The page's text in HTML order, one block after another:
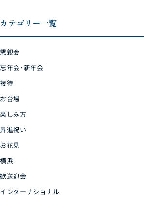
カテゴリー一覧
懇親会
忘年会･新年会
接待
お台場
楽しみ方
昇進祝い
お花見
横浜
歓送迎会
インターナショナル